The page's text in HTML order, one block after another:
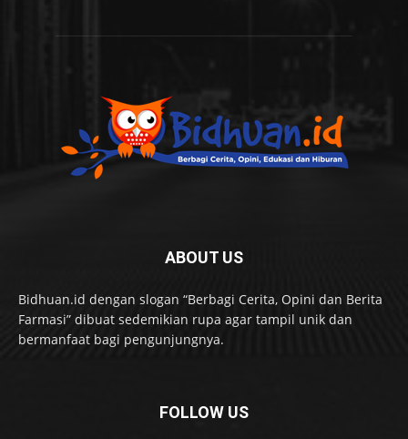
ABOUT US
Bidhuan.id dengan slogan “Berbagi Cerita, Opini dan Berita
Farmasi” dibuat sedemikian rupa agar tampil unik dan
bermanfaat bagi pengunjungnya.
FOLLOW US